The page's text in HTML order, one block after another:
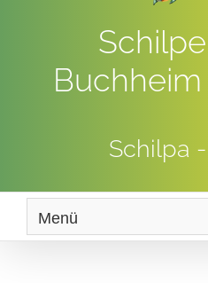
Buchheim
Schilpa
Menü